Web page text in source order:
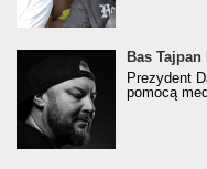
Bas
Prezydent
pomocą